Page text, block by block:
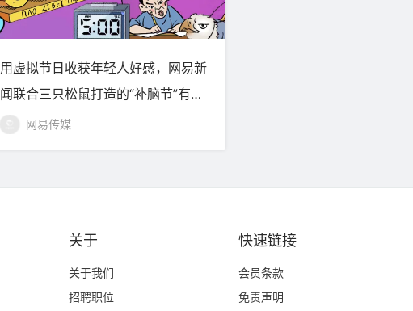
用虚拟节日收获年轻人好感，网易新
闻联合三只松鼠打造的“补脑节”有点
网易传媒
关于
关于我们
招聘职位
快速链接
​会员条款
免责声明